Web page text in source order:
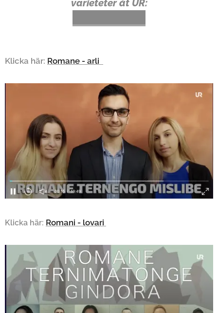
varieteter åt UR:
Klicka här: Romane - arli
Klicka här: Romani - lovari